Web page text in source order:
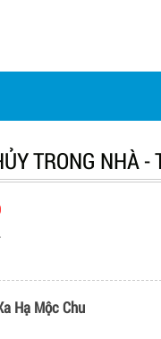
TRONG NHÀ -
Hạ Mộc Chu